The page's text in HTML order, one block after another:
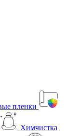
пленки
Химчистка